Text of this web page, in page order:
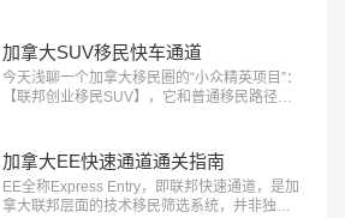
低、审批最快的加拿大省提名项目之一。…
加拿大SUV移民快车通道
今天浅聊一个加拿大移民圈的“小众精英项目”：
【联邦创业移民SUV​】，它和普通移民路径不
加拿大EE快速通道通关指南
EE全称Express Entry，即联邦快速通道，是加
拿大联邦层面的技术移民筛选系统，并非独立